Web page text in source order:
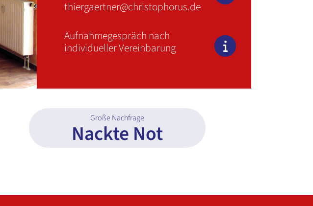
thiergaertner@christophorus.de
Aufnahmegespräch nach
individueller Vereinbarung
Große Nachfrage
Nackte Not